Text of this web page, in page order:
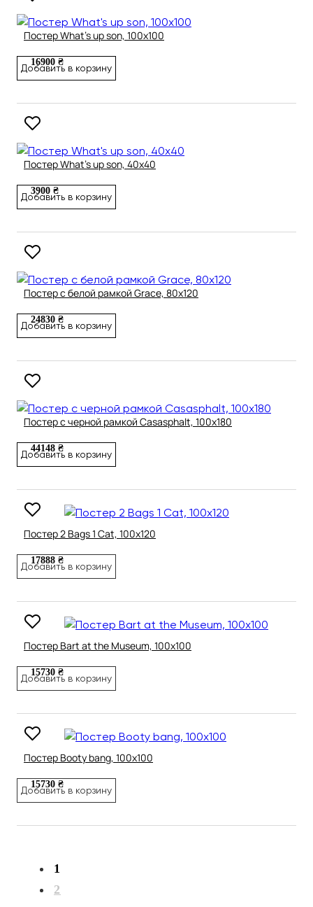
Постер What's up son, 100х100
16900 ₴
Добавить в корзину
Постер What's up son, 40х40
3900 ₴
Добавить в корзину
Постер с белой рамкой Grace, 80х120
24830 ₴
Добавить в корзину
Постер с черной рамкой Casasphalt, 100х180
44148 ₴
Добавить в корзину
Постер 2 Bags 1 Cat, 100х120
17888 ₴
Добавить в корзину
Постер Bart at the Museum, 100х100
15730 ₴
Добавить в корзину
Постер Booty bang, 100х100
15730 ₴
Добавить в корзину
1
2